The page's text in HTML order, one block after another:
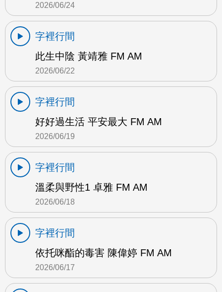
2026/06/24
字裡行間
此生中陰 黃靖雅 FM AM
2026/06/22
字裡行間
好好過生活 平安最大 FM AM
2026/06/19
字裡行間
溫柔與野性1 卓雅 FM AM
2026/06/18
字裡行間
依托咪酯的毒害 陳偉婷 FM AM
2026/06/17